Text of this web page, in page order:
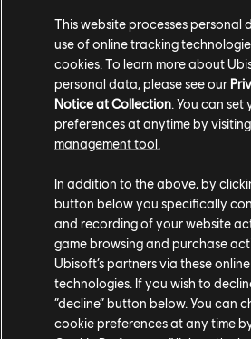
Skull and Bones
Skull and Bones
500 piezas de oro
This website processes personal
use of online tracking
cookies. To learn more about
personal data, please see our
Notice at Collection . You can
preferences at anytime by
management tool.
In addition to the above, by
button below you specifically
and recording of your website
game browsing and purchase
Ubisoft’s partners via these
technologies. If you wish to
“decline” button below. You can
cookie preferences at any time